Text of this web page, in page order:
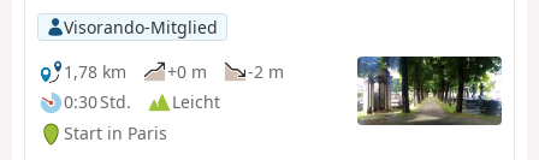
Visorando-Mitglied
1,78 km
+0 m
-2 m
0:30 Std.
Leicht
Start in Paris